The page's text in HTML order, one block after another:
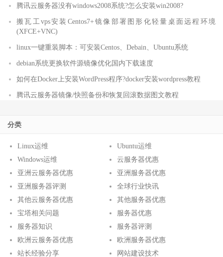
腾讯云服务器没有windows2008系统?怎么安装win2008?
搬瓦工vps安装Centos7+镜像部署图形化轻量桌面远程环境
(XFCE+VNC)
linux一键重装脚本：可安装Centos、Debain、Ubuntu系统
debian系统更换软件源镜像优化国内下载速度
如何在Docker上安装WordPress程序?docker安装wordpress教程
腾讯云服务器镜像/快照备份和恢复回滚数据图文教程
分类
Linux运维
Ubuntu运维
Windows运维
云服务器优惠
亚洲云服务器优惠
亚洲服务器优惠
亚洲服务器评测
全球行业快讯
其他云服务器优惠
其他服务器优惠
宝塔相关问题
服务器优惠
服务器知识
服务器评测
欧洲云服务器优惠
欧洲服务器优惠
站长经验分享
网站建设技术